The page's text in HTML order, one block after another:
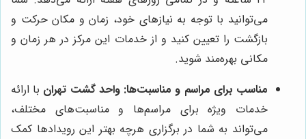
می‌توانید با توجه به نیازهای خود، زمان و مکان حرکت و
بازگشت را تعیین کنید و از خدمات این مرکز در هر زمان و
مکانی بهره‌مند شوید.
مناسب برای مراسم و مناسبت‌ها: واحد گشت تهران با ارائه
خدمات ویژه برای مراسم‌ها و مناسبت‌های مختلف،
می‌تواند به شما در برگزاری هرچه بهتر این رویدادها کمک